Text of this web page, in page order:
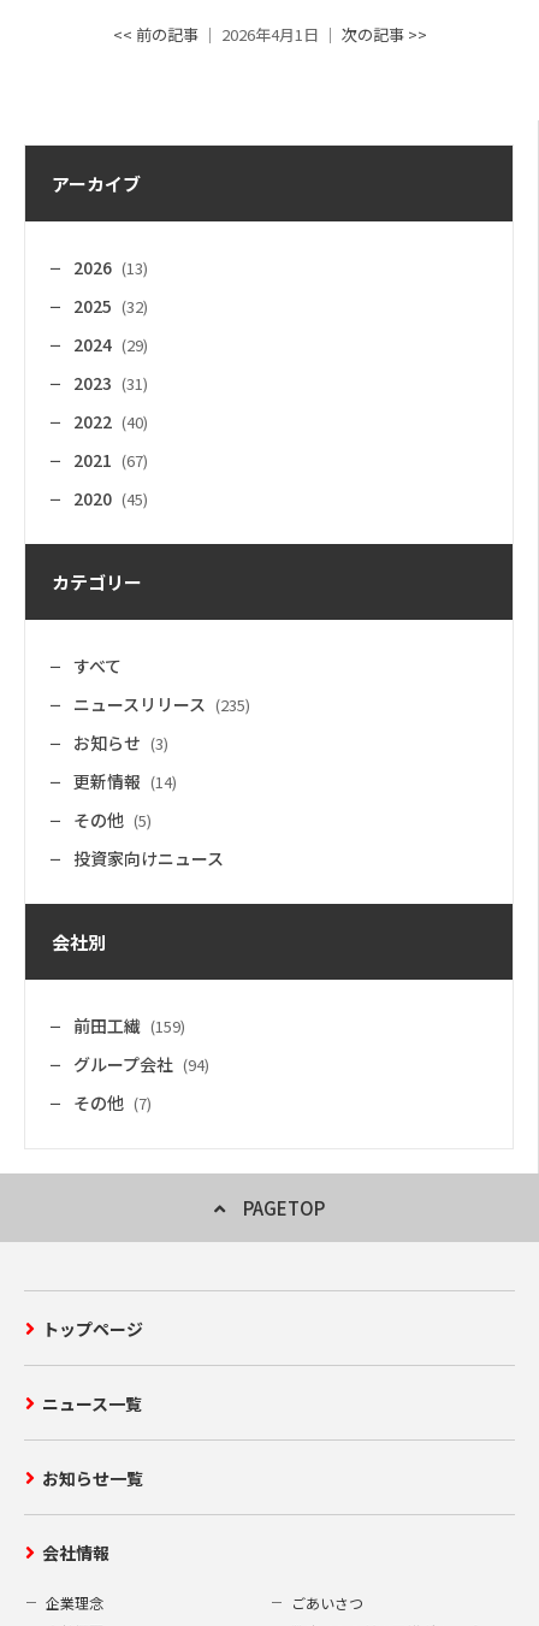
アーカイブ
2026 (13)
2025 (32)
2024 (29)
2023 (31)
2022 (40)
2021 (67)
2020 (45)
カテゴリー
すべて
ニュースリリース (235)
お知らせ (3)
更新情報 (14)
その他 (5)
投資家向けニュース
会社別
前田工繊 (159)
グループ会社 (94)
その他 (7)
<< 前の記事│ 2026年4月1日 │ 次の記事 >>
PAGETOP
トップページ
ニュース一覧
お知らせ一覧
会社情報
企業理念
ごあいさつ